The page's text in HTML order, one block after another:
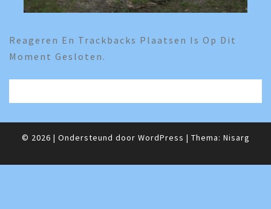
Reageren En Trackbacks Plaatsen Is Op Dit
Moment Gesloten.
© 2026 | Ondersteund door WordPress | Thema: Nisarg